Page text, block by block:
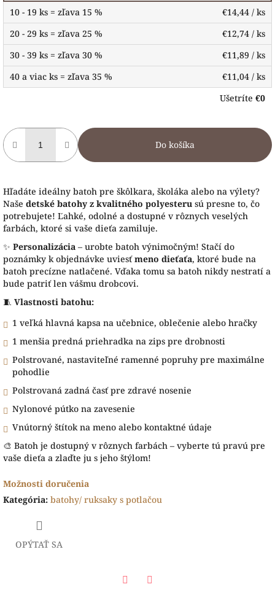
10 - 19 ks = zľava 15 %
€14,44 / ks
20 - 29 ks = zľava 25 %
€12,74 / ks
30 - 39 ks = zľava 30 %
€11,89 / ks
40 a viac ks = zľava 35 %
€11,04 / ks
Ušetríte €0
Do košíka
Hľadáte ideálny batoh pre škôlkara, školáka alebo na výlety?
Naše detské batohy z kvalitného polyesteru sú presne to, čo
potrebujete! Ľahké, odolné a dostupné v rôznych veselých
farbách, ktoré si vaše dieťa zamiluje.
✨ Personalizácia – urobte batoh výnimočným! Stačí do
poznámky k objednávke uviesťmeno dieťaťa, ktoré bude na
batoh precízne natlačené. Vďaka tomu sa batoh nikdy nestratí a
bude patriť len vášmu drobcovi.
🧵 Vlastnosti batohu:
1 veľká hlavná kapsa na učebnice, oblečenie alebo hračky
1 menšia predná priehradka na zips pre drobnosti
Polstrované, nastaviteľné ramenné popruhy pre maximálne
pohodlie
Polstrovaná zadná časť pre zdravé nosenie
Nylonové pútko na zavesenie
Vnútorný štítok na meno alebo kontaktné údaje
🎨 Batoh je dostupný v rôznych farbách – vyberte tú pravú pre
vaše dieťa a zlaďte ju s jeho štýlom!
Možnosti doručenia
Kategória: batohy/ ruksaky s potlačou
OPÝTAŤ SA